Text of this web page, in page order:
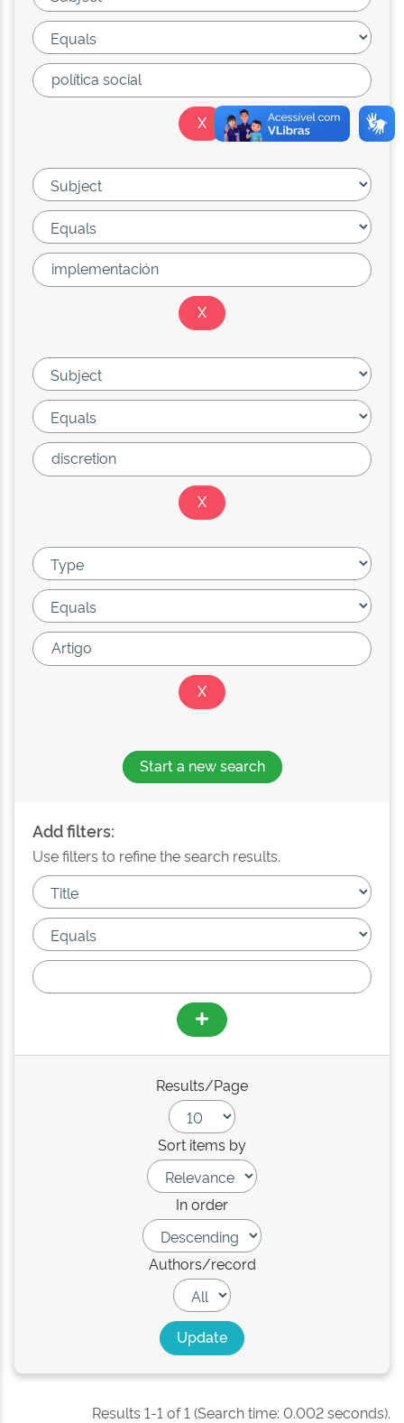
Start a new search
Add filters:
Use filters to refine the search results.
Results/Page
Sort items by
In order
Authors/record
Results 1-1 of 1 (Search time: 0.002 seconds).